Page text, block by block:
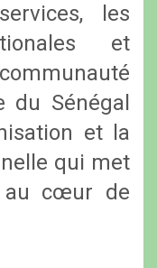
les
et
Sénégal
et la
qui met
au cœur de